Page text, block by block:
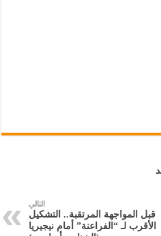
التالي
قبل المواجهة المرتقبة.. التشكيل
الأقرب لـ “الفراعنة” أمام نيجيريا